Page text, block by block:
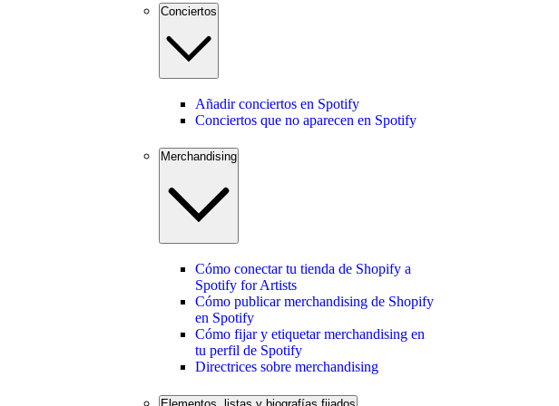
Conciertos
Añadir conciertos en Spotify
Conciertos que no aparecen en Spotify
Merchandising
Cómo conectar tu tienda de Shopify a
Spotify for Artists
Cómo publicar merchandising de Shopify
en Spotify
Cómo fijar y etiquetar merchandising en
tu perfil de Spotify
Directrices sobre merchandising